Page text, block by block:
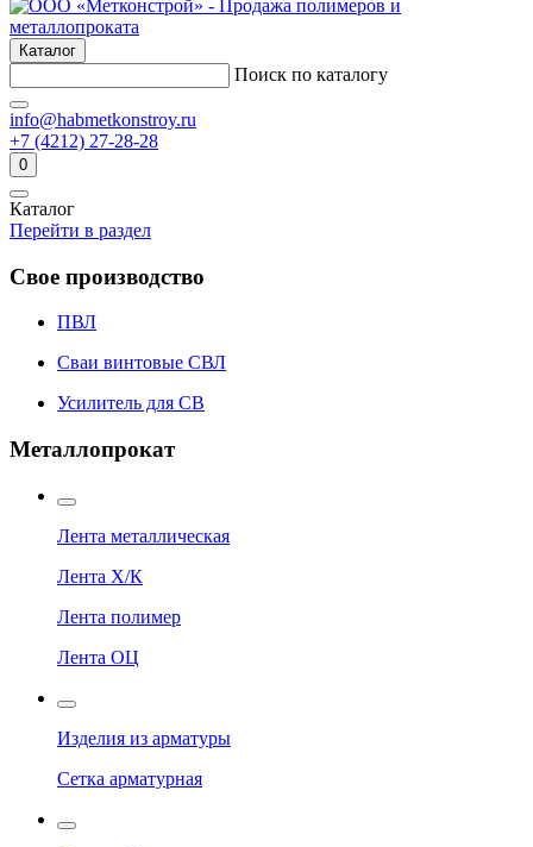
Каталог
Поиск по каталогу
info@habmetkonstroy.ru
+7 (4212) 27-28-28
0
Каталог
Перейти в раздел
Свое производство
ПВЛ
Сваи винтовые СВЛ
Усилитель для СВ
Металлопрокат
Лента металлическая
Лента Х/К
Лента полимер
Лента ОЦ
Изделия из арматуры
Сетка арматурная